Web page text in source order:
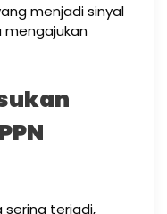
menjadi sinyal
mengajukan
sering terjadi,